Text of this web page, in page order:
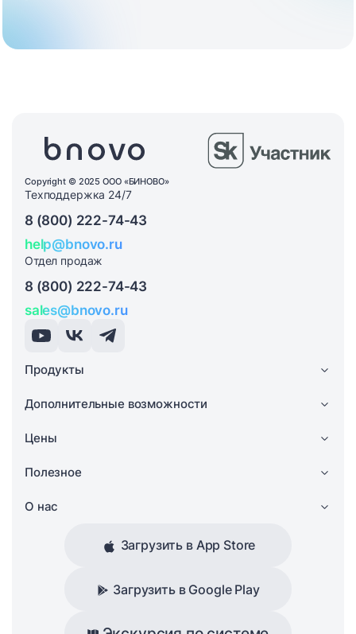
Copyright © 2025 ООО «БИНОВО»
Техподдержка 24/7
8 (800) 222-74-43
help@bnovo.ru
Отдел продаж
8 (800) 222-74-43
sales@bnovo.ru
Продукты
Дополнительные возможности
Цены
Полезное
О нас
Загрузить в App Store
Загрузить в Google Play